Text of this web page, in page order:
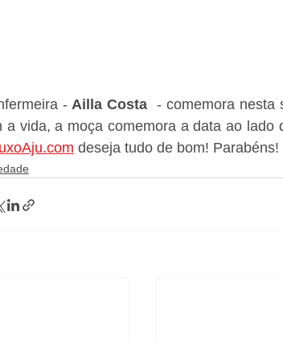
- Ailla Costa
- comemora nesta
a vida, a moça comemora a data ao
deseja tudo de bom! Parabéns!